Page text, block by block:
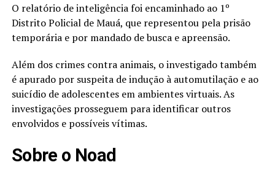
O relatório de inteligência foi encaminhado ao 1º
Distrito Policial de Mauá, que representou pela prisão
temporária e por mandado de busca e apreensão.
Além dos crimes contra animais, o investigado também
é apurado por suspeita de indução à automutilação e ao
suicídio de adolescentes em ambientes virtuais. As
investigações prosseguem para identificar outros
envolvidos e possíveis vítimas.
Sobre o Noad